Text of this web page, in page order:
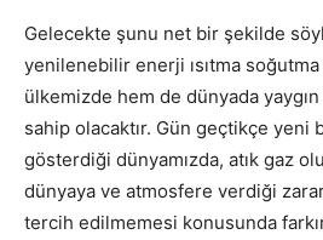
Gelecekte şunu net bir şekilde
yenilenebilir enerji ısıtma soğutma
ülkemizde hem de dünyada yaygın
sahip olacaktır. Gün geçtikçe yeni
gösterdiği dünyamızda, atık gaz
dünyaya ve atmosfere verdiği
tercih edilmemesi konusunda